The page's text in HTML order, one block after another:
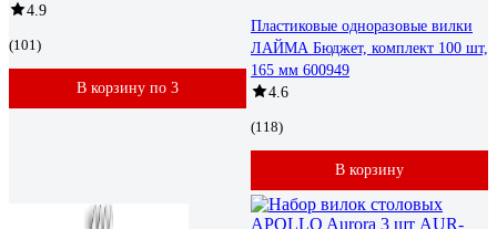
4.9
(101)
В корзину по 3
Пластиковые одноразовые вилки
ЛАЙМА Бюджет, комплект 100 шт,
165 мм 600949
4.6
(118)
В корзину